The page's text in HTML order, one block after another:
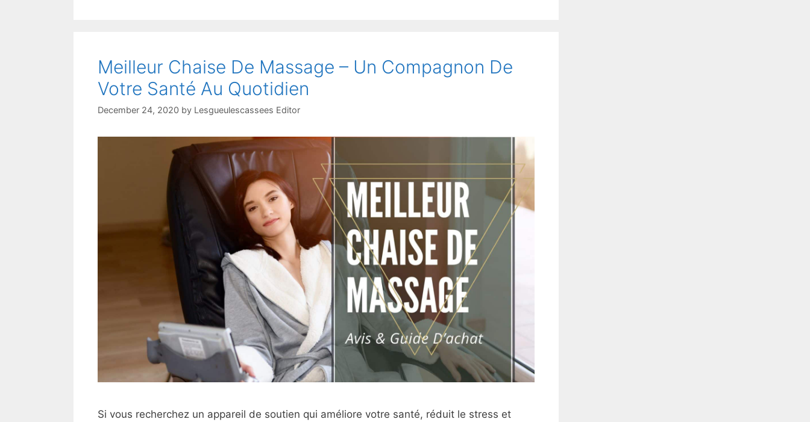
Meilleur Chaise De Massage – Un Compagnon De
Votre Santé Au Quotidien
December 24, 2020 by Lesgueulescassees Editor
Si vous recherchez un appareil de soutien qui améliore votre santé, réduit le stress et